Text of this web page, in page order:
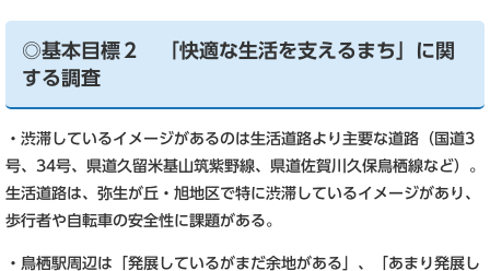
◎基本目標２ 「快適な生活を支えるまち」に関
する調査
・渋滞しているイメージがあるのは生活道路より主要な道路（国道3
号、34号、県道久留米基山筑紫野線、県道佐賀川久保鳥栖線など）。
生活道路は、弥生が丘・旭地区で特に渋滞しているイメージがあり、
歩行者や自転車の安全性に課題がある。
・鳥栖駅周辺は「発展しているがまだ余地がある」、「あまり発展し